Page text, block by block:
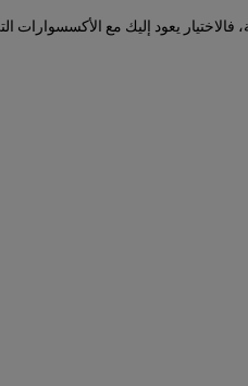
يعود إليك مع الأكسسوارات